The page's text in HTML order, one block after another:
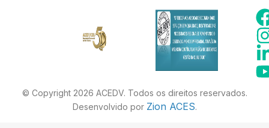
© Copyright 2026 ACEDV. Todos os direitos reservados.
Desenvolvido por Zion ACES.